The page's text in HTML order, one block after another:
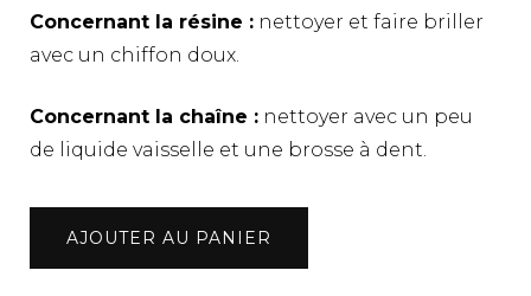
Concernant la résine : nettoyer et faire briller
avec un chiffon doux.
Concernant la chaîne : nettoyer avec un peu
de liquide vaisselle et une brosse à dent.
quantité
Collier
AJOUTER AU PANIER